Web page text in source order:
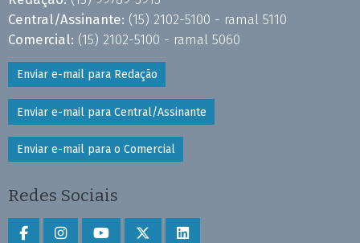
Central/Assinante: (15) 2102-5100 - ramal 5110
Comercial: (15) 2102-5100 - ramal 5060
Enviar e-mail para Redação
Enviar e-mail para Central/Assinante
Enviar e-mail para o Comercial
Redes Sociais